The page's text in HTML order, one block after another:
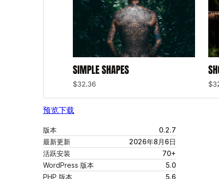
预览下载
版本
0.2.7
最新更新
2026年8月6日
活跃安装
70+
WordPress 版本
5.0
PHP 版本
5.6